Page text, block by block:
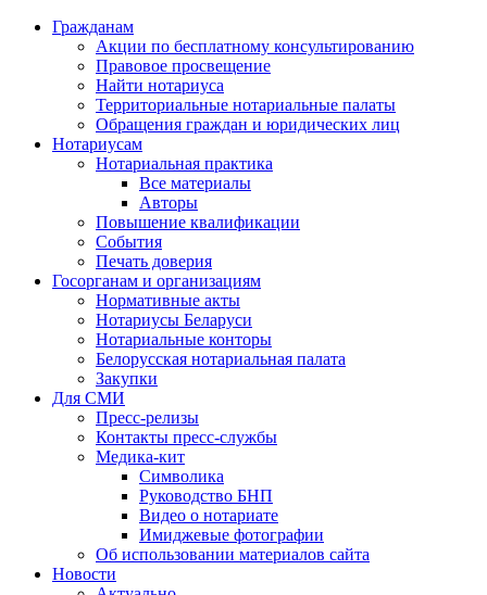
Гражданам
Акции по бесплатному консультированию
Правовое просвещение
Найти нотариуса
Территориальные нотариальные палаты
Обращения граждан и юридических лиц
Нотариусам
Нотариальная практика
Все материалы
Авторы
Повышение квалификации
События
Печать доверия
Госорганам и организациям
Нормативные акты
Нотариусы Беларуси
Нотариальные конторы
Белорусская нотариальная палата
Закупки
Для СМИ
Пресс-релизы
Контакты пресс-службы
Медика-кит
Символика
Руководство БНП
Видео о нотариате
Имиджевые фотографии
Об использовании материалов сайта
Новости